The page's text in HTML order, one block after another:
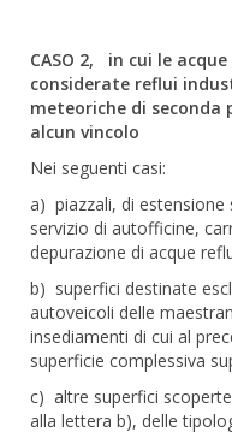
CASO 2, in cui le
considerate reflui
meteoriche di seconda
alcun vincolo
Nei seguenti casi:
a) piazzali, di estensione
servizio di autofficine,
depurazione di acque
b) superfici destinate
autoveicoli delle
insediamenti di cui al
superficie complessiva
c) altre superfici
alla lettera b), delle